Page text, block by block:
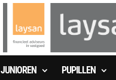
JUNIOREN PUPILLEN